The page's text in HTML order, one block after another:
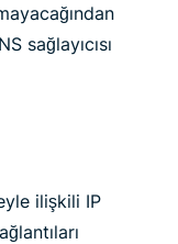
sağlayıcısı
ilişkili IP